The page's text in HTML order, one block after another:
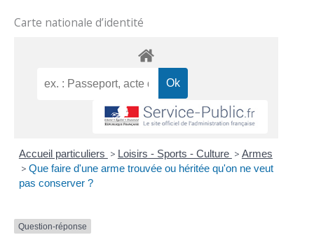
Carte nationale d’identité
Accueil particuliers > Loisirs - Sports - Culture > Armes
> Que faire d'une arme trouvée ou héritée qu'on ne veut
pas conserver ?
Question-réponse